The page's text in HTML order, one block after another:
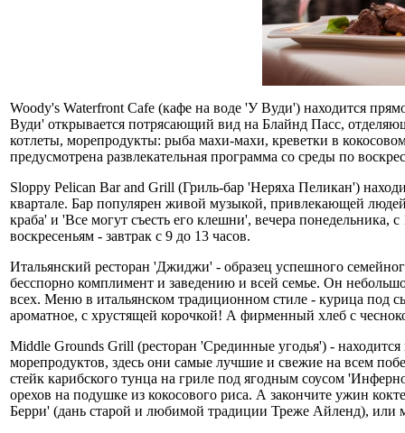
Woody's Waterfront Cafe (кафе на воде 'У Вуди') находится
Вуди' открывается потрясающий вид на Блайнд Пасс,
котлеты, морепродукты: рыба махи-махи, креветки в
предусмотрена развлекательная программа со среды по
Sloppy Pelican Bar and Grill (Гриль-бар 'Неряха Пеликан')
квартале. Бар популярен живой музыкой, привлекающей
краба' и 'Все могут съесть его клешни', вечера
воскресеньям - завтрак с 9 до 13 часов.
Итальянский ресторан 'Джиджи' - образец успешного
бесспорно комплимент и заведению и всей семье. Он
всех. Меню в итальянском традиционном стиле - курица под
ароматное, с хрустящей корочкой! А фирменный хлеб с
Middle Grounds Grill (ресторан 'Срединные угодья') -
морепродуктов, здесь они самые лучшие и свежие на всем
стейк карибского тунца на гриле под ягодным соусом
орехов на подушке из кокосового риса. А закончите ужин
Берри' (дань старой и любимой традиции Треже Айленд), или